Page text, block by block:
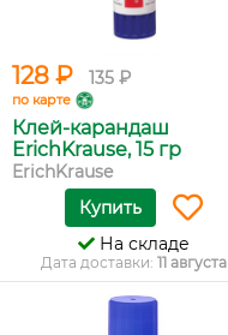
128 ₽ 135 ₽
по карте
Клей-карандаш
ErichKrause, 15 гр
ErichKrause
Купить
На складе
Дата доставки: 11 августа